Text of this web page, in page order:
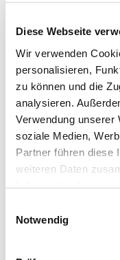
Diese Webseite
Wir verwenden
personalisieren,
zu können und die
analysieren.
Verwendung unserer
soziale Medien,
Partner führen diese
weiteren Daten
haben oder die sie
Cookies, wenn Sie
Notwendig
Versicherung